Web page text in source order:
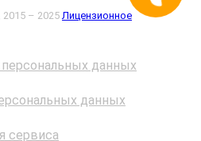
– 2025 Лицензионное
персональных данных
данных
сервиса